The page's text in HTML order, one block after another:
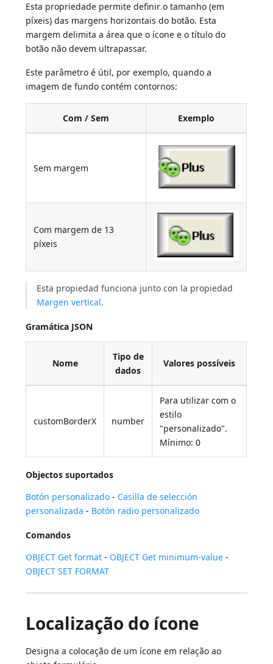
Esta propriedade permite definir o tamanho (em
píxeis) das margens horizontais do botão. Esta
margem delimita a área que o ícone e o título do
botão não devem ultrapassar.
Este parâmetro é útil, por exemplo, quando a
imagem de fundo contém contornos:
Com / Sem Exemplo
Sem margem
Com margem de 13
píxeis
Esta propiedad funciona junto con la propiedad
Margen vertical.
Gramática JSON
Nome
Tipo de
dados
Valores possíveis
customBorderX number
Para utilizar com o
estilo
"personalizado".
Mínimo: 0
Objectos suportados
Botón personalizado - Casilla de selección
personalizada - Botón radio personalizado
Comandos
OBJECT Get format - OBJECT Get minimum-value -
OBJECT SET FORMAT
Localização do ícone
Designa a colocação de um ícone em relação ao